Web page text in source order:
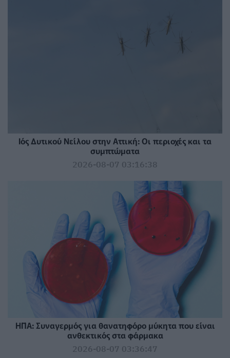
Ιός Δυτικού Νείλου στην Αττική: Οι περιοχές και τα
συμπτώματα
2026-08-07 03:16:38
ΗΠΑ: Συναγερμός για θανατηφόρο μύκητα που είναι
ανθεκτικός στα φάρμακα
2026-08-07 03:36:47